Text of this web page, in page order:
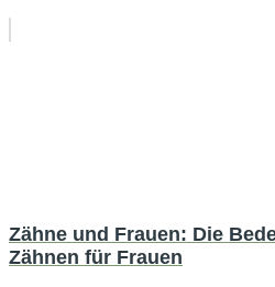
Zähne und Frauen: Die
Zähnen für Frauen